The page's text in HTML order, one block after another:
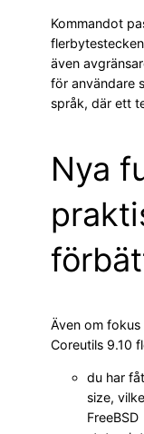
Kommandot
även
för användare
språk, där ett
Nya
Även om
Coreutils 9.10
du har
size,
FreeBSD